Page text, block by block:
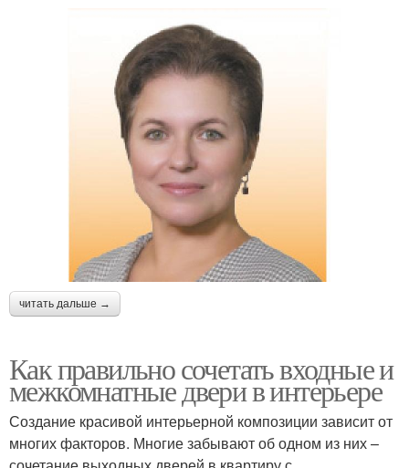
читать дальше →
Как правильно сочетать входные и
межкомнатные двери в интерьере
Создание красивой интерьерной композиции зависит от
многих факторов. Многие забывают об одном из них –